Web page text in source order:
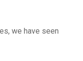
we have seen